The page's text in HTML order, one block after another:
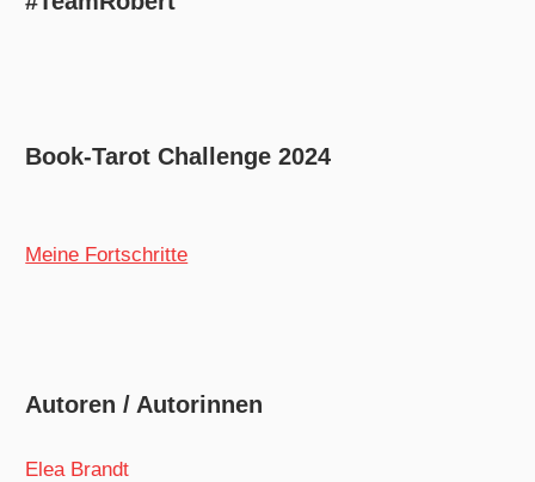
Book-Tarot Challenge 2024
Meine Fortschritte
Autoren / Autorinnen
Elea Brandt